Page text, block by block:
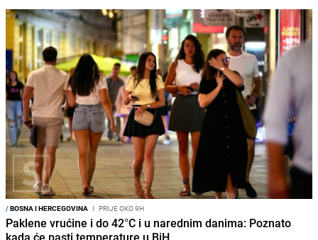
/BOSNA I HERCEGOVINA I PRIJE OKO 9H
Paklene vrućine i do 42°C i u narednim danima: Poznato